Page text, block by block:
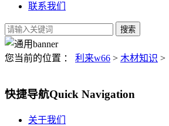
联系我们
您当前的位置 ： 利来w66 > 木材知识 >
快捷导航Quick Navigation
关于我们